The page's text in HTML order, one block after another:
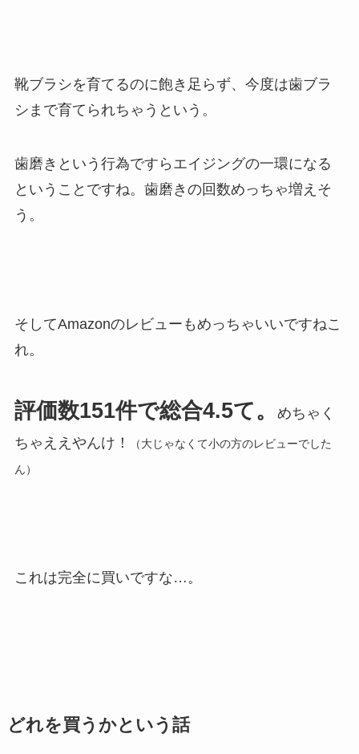
靴ブラシを育てるのに飽き足らず、今度は歯ブラ
シまで育てられちゃうという。
歯磨きという行為ですらエイジングの一環になる
ということですね。歯磨きの回数めっちゃ増えそ
う。
そしてAmazonのレビューもめっちゃいいですねこ
れ。
評価数151件で総合4.5て。
めちゃく
ちゃええやんけ！
（大じゃなくて小の方のレビューでした
ん）
これは完全に買いですな…。
どれを買うかという話